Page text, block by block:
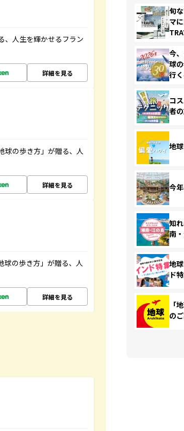
、人生を輝かせるフラン
詳細を見る
球の歩き方」が贈る、人
詳細を見る
球の歩き方」が贈る、人
詳細を見る
旬
マ
今
球
行
コ
者
地
今
知
南
地
ド
「
の